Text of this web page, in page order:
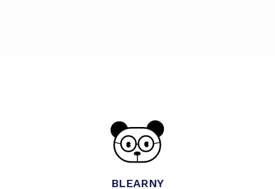
BLEARNY